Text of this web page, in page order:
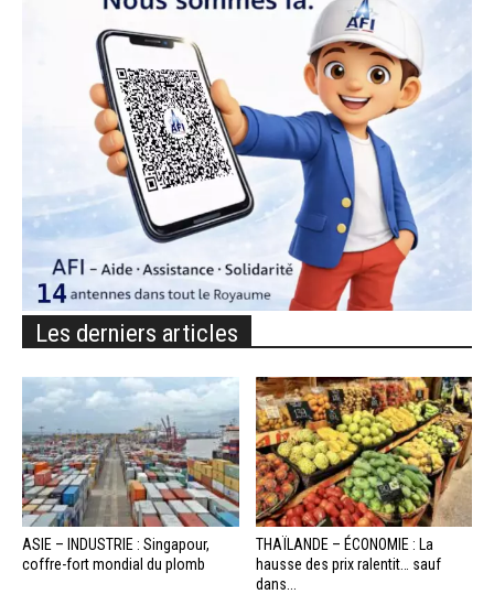
Les derniers articles
ASIE – INDUSTRIE : Singapour,
coffre-fort mondial du plomb
THAÏLANDE – ÉCONOMIE : La
hausse des prix ralentit… sauf
dans...